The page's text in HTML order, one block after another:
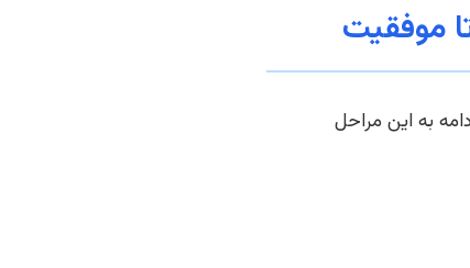
موفقیت
به این مراحل